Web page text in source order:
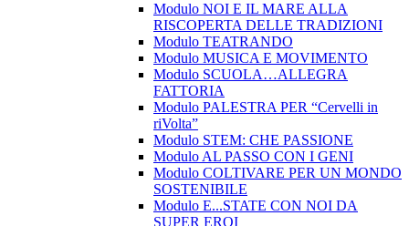
Modulo NOI E IL MARE ALLA
RISCOPERTA DELLE TRADIZIONI
Modulo TEATRANDO
Modulo MUSICA E MOVIMENTO
Modulo SCUOLA…ALLEGRA
FATTORIA
Modulo PALESTRA PER “Cervelli in
riVolta”
Modulo STEM: CHE PASSIONE
Modulo AL PASSO CON I GENI
Modulo COLTIVARE PER UN MONDO
SOSTENIBILE
Modulo E...STATE CON NOI DA
SUPER EROI